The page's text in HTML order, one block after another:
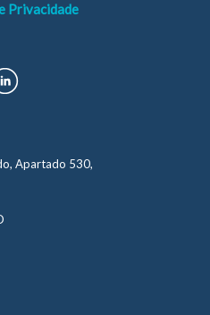
Privacidade
Apartado 530,